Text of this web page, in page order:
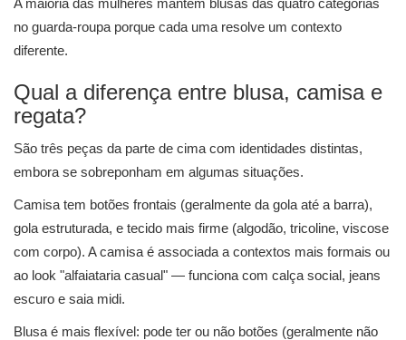
no guarda-roupa porque cada uma resolve um contexto
diferente.
Qual a diferença entre blusa, camisa e
regata?
São três peças da parte de cima com identidades distintas,
embora se sobreponham em algumas situações.
Camisa tem botões frontais (geralmente da gola até a barra),
gola estruturada, e tecido mais firme (algodão, tricoline, viscose
com corpo). A camisa é associada a contextos mais formais ou
ao look "alfaiataria casual" — funciona com calça social, jeans
escuro e saia midi.
Blusa é mais flexível: pode ter ou não botões (geralmente não